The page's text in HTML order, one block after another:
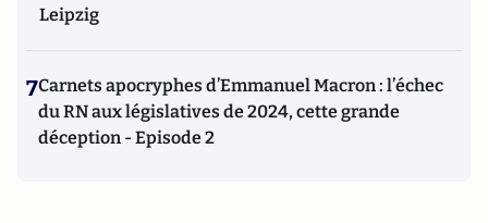
Leipzig
7Carnets apocryphes d’Emmanuel Macron : l’échec
du RN aux législatives de 2024, cette grande
déception - Episode 2